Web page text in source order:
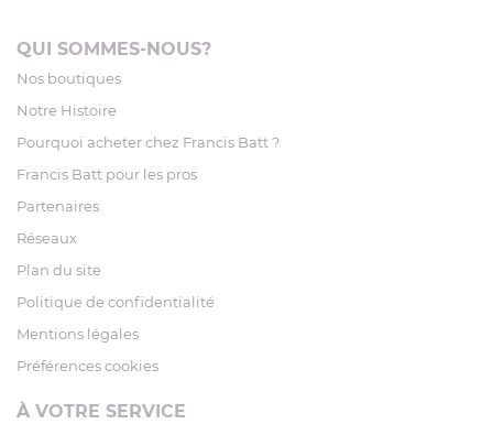
QUI SOMMES-NOUS?
Nos boutiques
Notre Histoire
Pourquoi acheter chez Francis Batt ?
Francis Batt pour les pros
Partenaires
Réseaux
Plan du site
Politique de confidentialité
Mentions légales
Préférences cookies
À VOTRE SERVICE